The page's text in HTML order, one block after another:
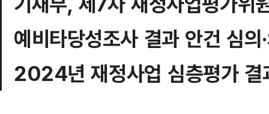
예비타당성조사 결과 안건 심의
2024년 재정사업 심층평가 결